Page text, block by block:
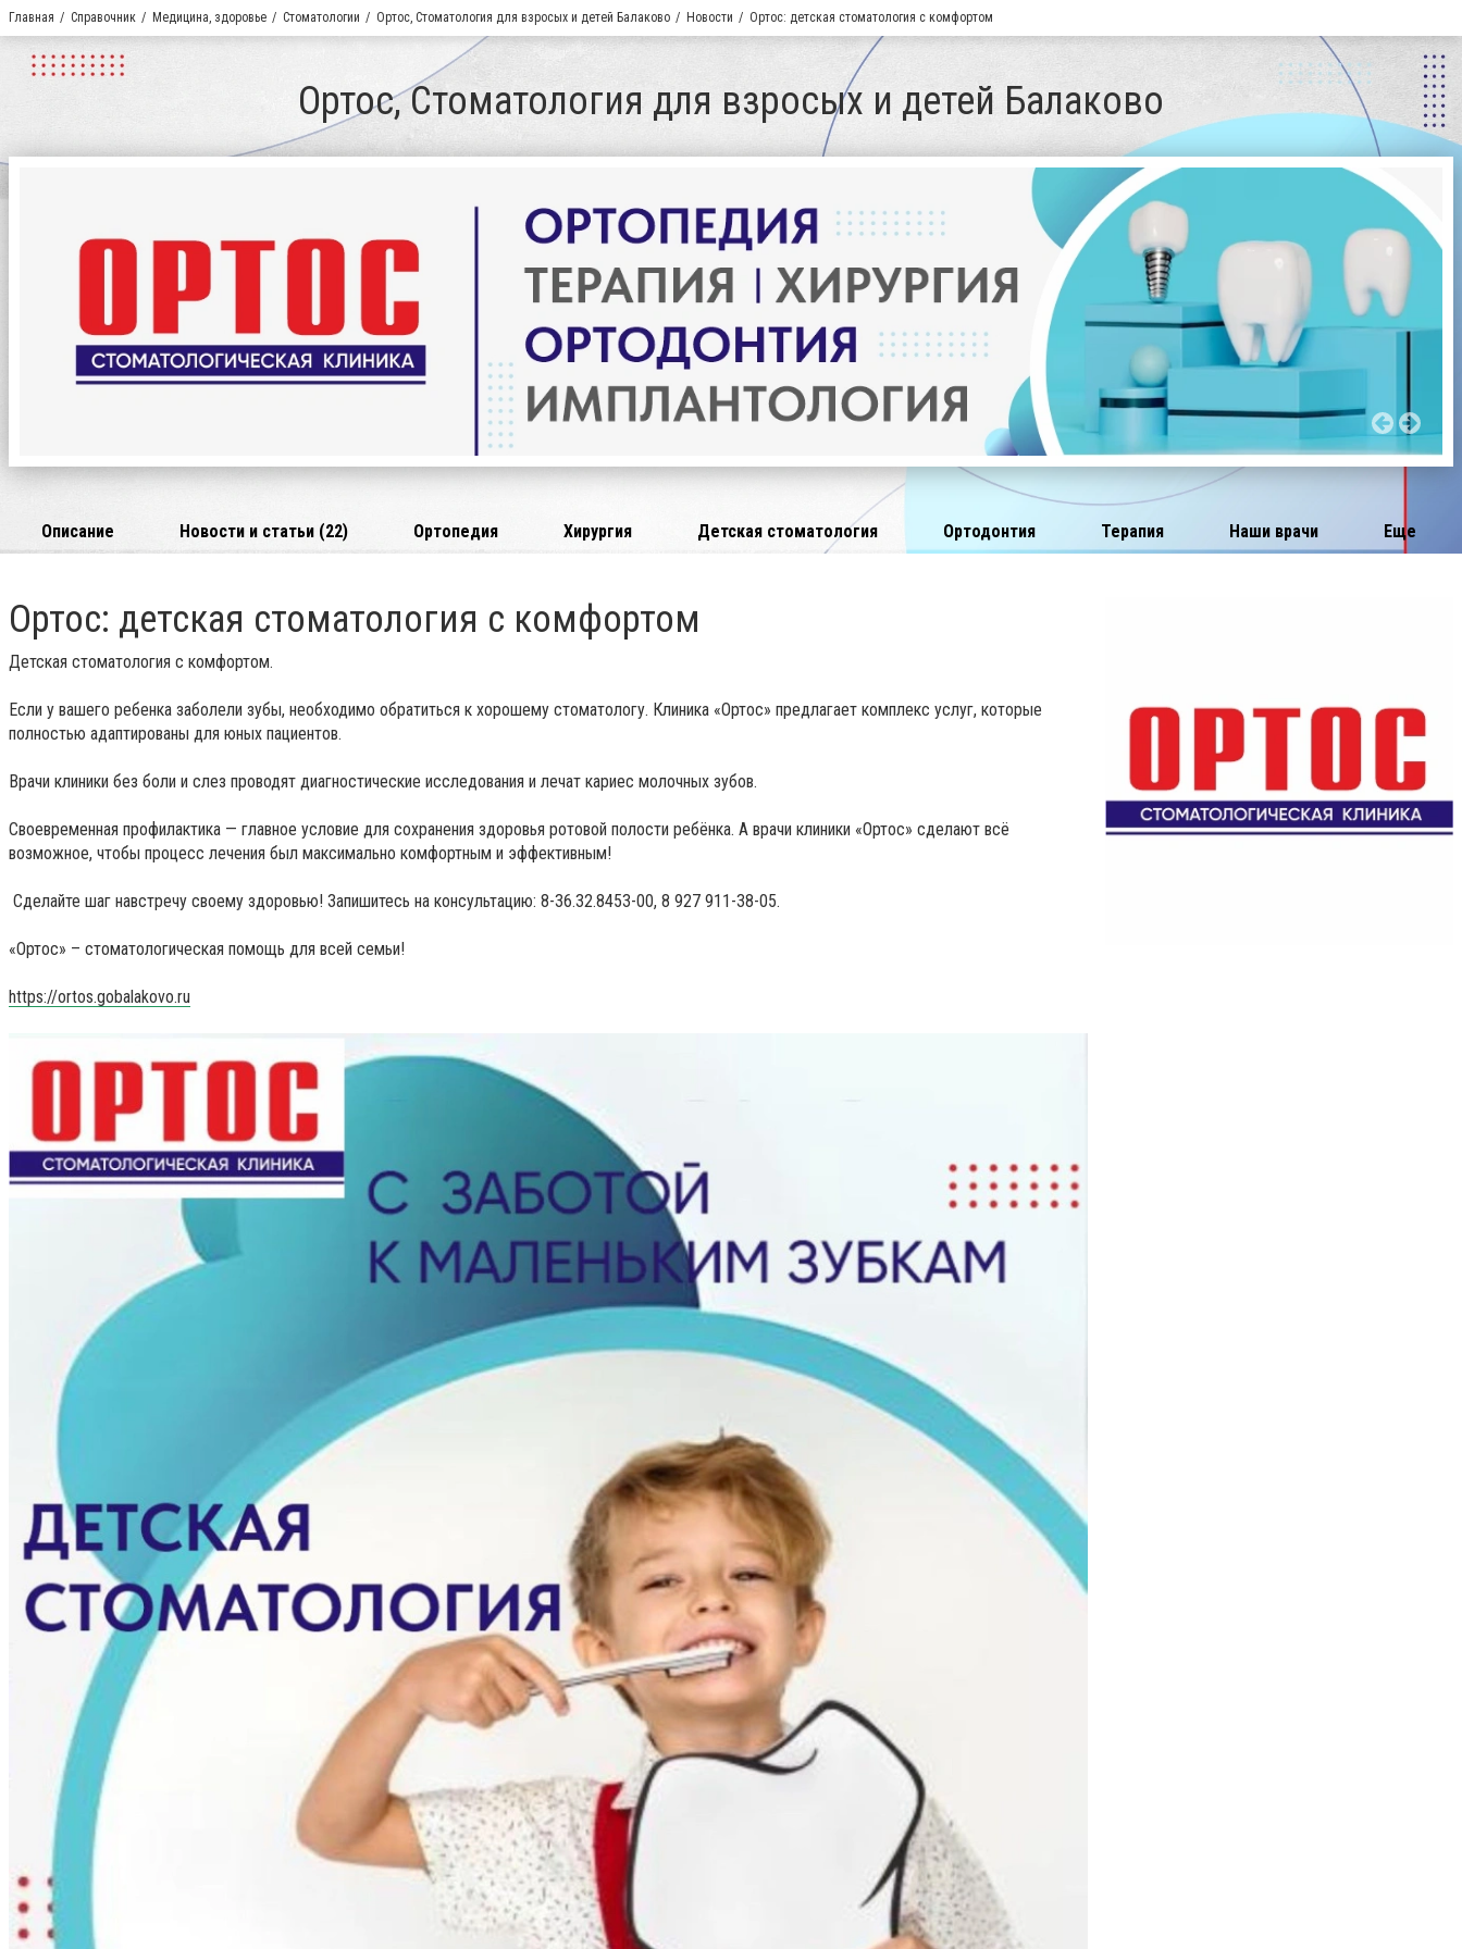
Главная Справочник Медицина, здоровье Стоматологии Ортос, Стоматология для взросых и детей Балаково Новости Ортос: детская стоматология с комфортом
Ортос, Стоматология для взросых и детей Балаково
Описание Новости и статьи (22) Ортопедия Хирургия Детская стоматология Ортодонтия Терапия Наши врачи Еще
Ортос: детская стоматология с комфортом
Детская стоматология с комфортом.
Если у вашего ребенка заболели зубы, необходимо обратиться к хорошему стоматологу. Клиника «Ортос» предлагает комплекс услуг, которые
полностью адаптированы для юных пациентов.
Врачи клиники без боли и слез проводят диагностические исследования и лечат кариес молочных зубов.
Своевременная профилактика — главное условие для сохранения здоровья ротовой полости ребёнка. А врачи клиники «Ортос» сделают всё
возможное, чтобы процесс лечения был максимально комфортным и эффективным!
Сделайте шаг навстречу своему здоровью! Запишитесь на консультацию: 8-36.32.8453-00, 8 927 911-38-05.
«Ортос» – стоматологическая помощь для всей семьи!
https://ortos.gobalakovo.ru